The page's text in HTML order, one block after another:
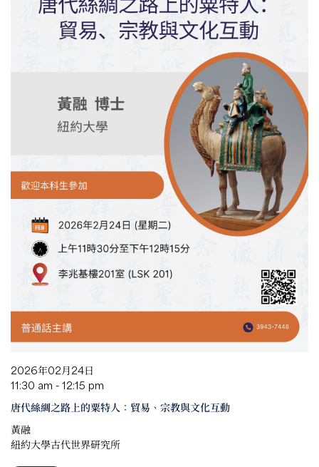
2026年02月24日
11:30 am - 12:15 pm
唐代絲綢之路上的粟特人：貿易、宗教與文化互動
黃融
紐約大學古代世界研究所